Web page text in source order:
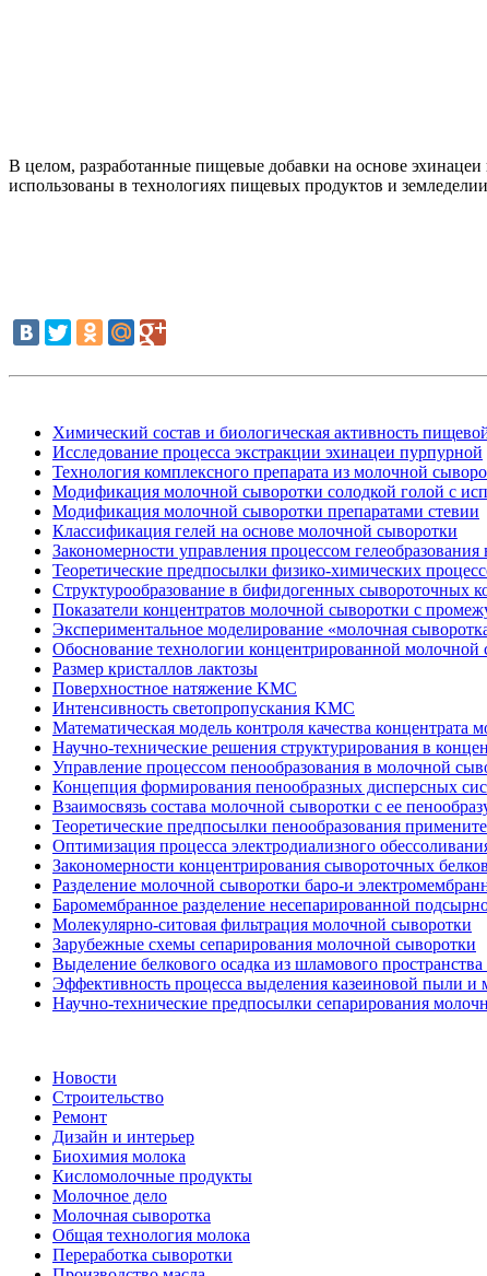
В целом, разработанные пищевые добавки на основе
использованы в технологиях пищевых продуктов и
Химический состав и биологическая активность
Исследование процесса экстракции эхинацеи пурпурной
Технология комплексного препарата из молочной
Модификация молочной сыворотки солодкой голой с
Модификация молочной сыворотки препаратами стевии
Классификация гелей на основе молочной сыворотки
Закономерности управления процессом
Теоретические предпосылки физико-химических
Структурообразование в бифидогенных сывороточных
Показатели концентратов молочной сыворотки с
Экспериментальное моделирование «молочная
Обоснование технологии концентрированной
Размер кристаллов лактозы
Поверхностное натяжение KMC
Интенсивность светопропускания KMC
Математическая модель контроля качества концентрата
Научно-технические решения структурирования в
Управление процессом пенообразования в молочной
Концепция формирования пенообразных дисперсных
Взаимосвязь состава молочной сыворотки с ее
Теоретические предпосылки пенообразования
Оптимизация процесса электродиализного
Закономерности концентрирования сывороточных белков
Разделение молочной сыворотки баро-и
Баромембранное разделение несепарированной
Молекулярно-ситовая фильтрация молочной сыворотки
Зарубежные схемы сепарирования молочной сыворотки
Выделение белкового осадка из шламового пространства
Эффективность процесса выделения казеиновой пыли
Научно-технические предпосылки сепарирования
Новости
Строительство
Ремонт
Дизайн и интерьер
Биохимия молока
Кисломолочные продукты
Молочное дело
Молочная сыворотка
Общая технология молока
Переработка сыворотки